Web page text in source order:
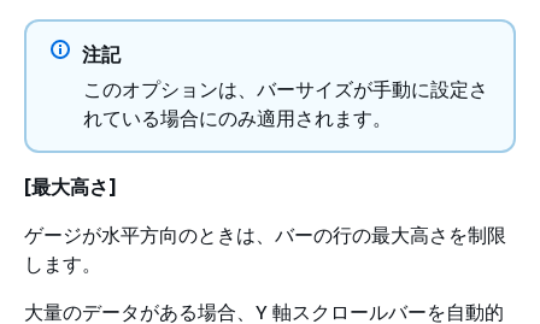
注記
このオプションは、バーサイズが手動に設定さ
れている場合にのみ適用されます。
[最大高さ]
ゲージが水平方向のときは、バーの行の最大高さを制限
します。
大量のデータがある場合、Y 軸スクロールバーを自動的